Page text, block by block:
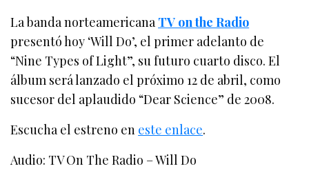
La banda norteamericana TV on the Radio
presentó hoy ‘Will Do’, el primer adelanto de
“Nine Types of Light”, su futuro cuarto disco. El
álbum será lanzado el próximo 12 de abril, como
sucesor del aplaudido “Dear Science” de 2008.
Escucha el estreno en este enlace.
Audio: TV On The Radio – Will Do